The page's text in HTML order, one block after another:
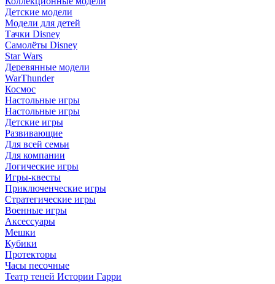
Детские модели
Модели для детей
Тачки Disney
Самолёты Disney
Star Wars
Деревянные модели
WarThunder
Космос
Настольные игры
Настольные игры
Детские игры
Развивающие
Для всей семьи
Для компании
Логические игры
Игры-квесты
Приключенческие игры
Стратегические игры
Военные игры
Аксессуары
Мешки
Кубики
Протекторы
Часы песочные
Театр теней Истории Гарри